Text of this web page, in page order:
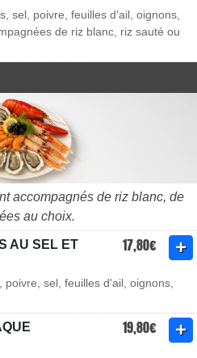
sel, poivre, feuilles d'ail, oignons,
de riz blanc, riz sauté ou
accompagnés de riz blanc, de
au choix.
AU SEL ET
17,80€
sel, feuilles d'ail, oignons,
19,80€